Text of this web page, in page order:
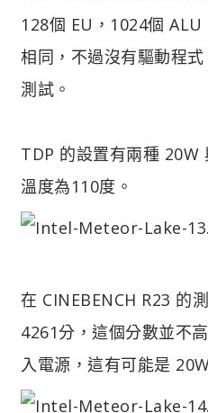
128個 EU，1024個
相同，不過沒有驅動程
測試。
TDP 的設置有兩種
溫度為110度。
在 CINEBENCH R23 的
4261分，這個分數並不
入電源，這有可能是